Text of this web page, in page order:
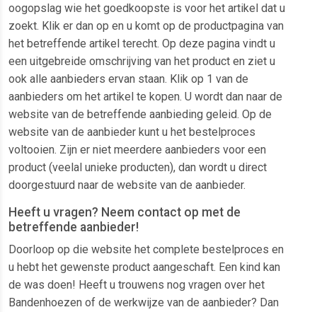
oogopslag wie het goedkoopste is voor het artikel dat u
zoekt. Klik er dan op en u komt op de productpagina van
het betreffende artikel terecht. Op deze pagina vindt u
een uitgebreide omschrijving van het product en ziet u
ook alle aanbieders ervan staan. Klik op 1 van de
aanbieders om het artikel te kopen. U wordt dan naar de
website van de betreffende aanbieding geleid. Op de
website van de aanbieder kunt u het bestelproces
voltooien. Zijn er niet meerdere aanbieders voor een
product (veelal unieke producten), dan wordt u direct
doorgestuurd naar de website van de aanbieder.
Heeft u vragen? Neem contact op met de
betreffende aanbieder!
Doorloop op die website het complete bestelproces en
u hebt het gewenste product aangeschaft. Een kind kan
de was doen! Heeft u trouwens nog vragen over het
Bandenhoezen of de werkwijze van de aanbieder? Dan